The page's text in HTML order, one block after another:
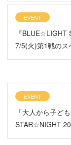
EVENT
『BLUE☆LIGHT
7/5(火)第1戦のス
EVENT
「大人から子ど
STAR☆NIGHT